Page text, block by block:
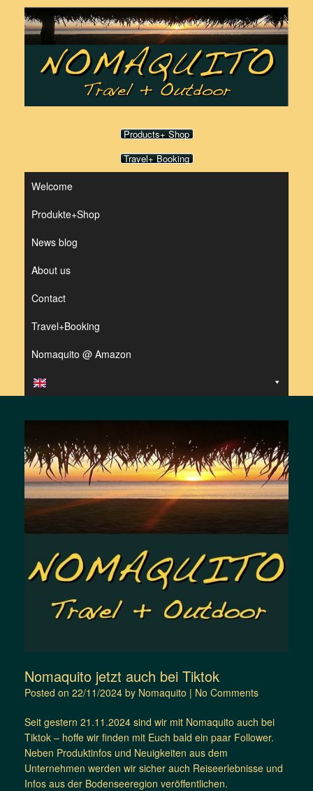
content
Products+ Shop
Travel+ Booking
Welcome
Produkte+Shop
News blog
About us
Contact
Travel+Booking
Nomaquito @ Amazon
Nomaquito jetzt auch bei Tiktok
Posted on 22/11/2024 by Nomaquito | No Comments
Seit gestern 21.11.2024 sind wir mit Nomaquito auch bei
Tiktok – hoffe wir finden mit Euch bald ein paar Follower.
Neben Produktinfos und Neuigkeiten aus dem
Unternehmen werden wir sicher auch Reiseerlebnisse und
Infos aus der Bodenseeregion veröffentlichen.